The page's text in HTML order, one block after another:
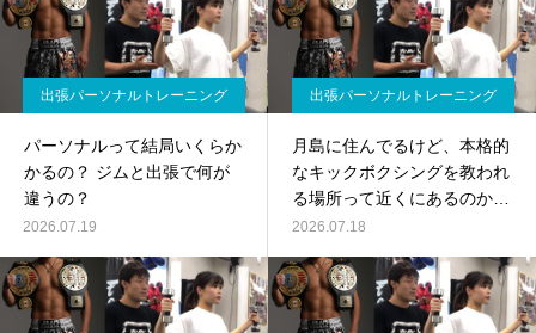
出張パーソナルトレーニング
パーソナルって結局いくらか
かるの？ ジムと出張で何が
違うの？
2026.07.19
出張パーソナルトレーニング
月島に住んでるけど、本格的
なキックボクシングを教われ
る場所って近くにあるのか
な？
2026.07.18